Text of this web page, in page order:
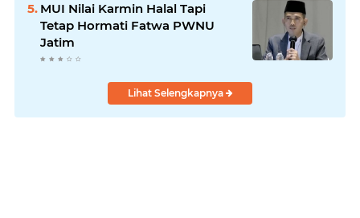
MUI Nilai Karmin Halal Tapi
Tetap Hormati Fatwa PWNU
Jatim
Lihat Selengkapnya